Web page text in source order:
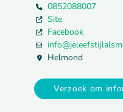
0852088007
Site
Facebook
info@
Helmond
Verzoek om